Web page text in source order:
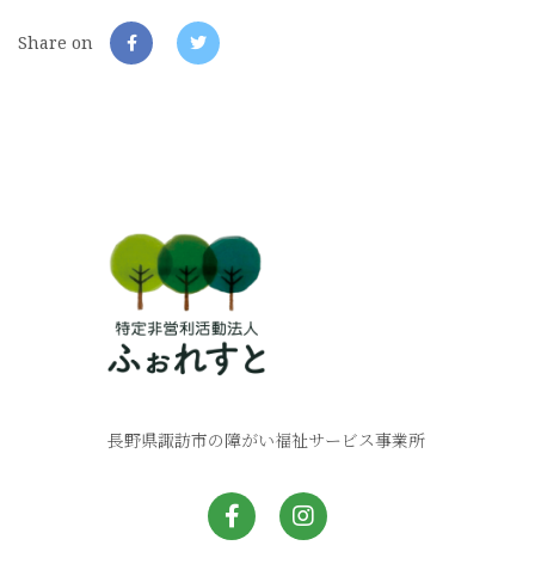
Share on
長野県諏訪市の障がい福祉サービス事業所